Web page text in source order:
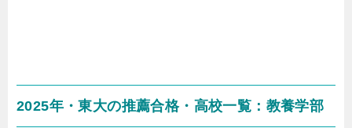
2025年・東大の推薦合格・高校一覧：教養学部